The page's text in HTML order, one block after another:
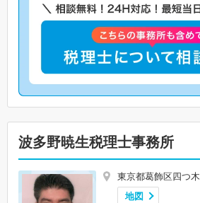
波多野暁生税理士事務所
東京都葛飾区四つ木
地図